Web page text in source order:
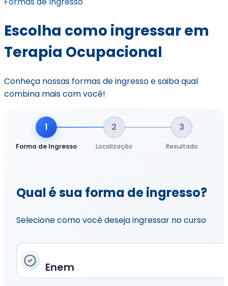
Escolha como ingressar em
Terapia Ocupacional
Conheça nossas formas de ingresso e saiba qual
combina mais com você!
1
Forma de Ingresso
2
Localização
3
Resultado
Qual é sua forma de ingresso?
Selecione como você deseja ingressar no curso
Enem